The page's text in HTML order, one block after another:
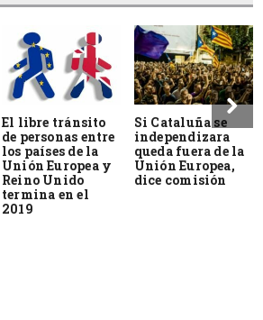
El libre tránsito
de personas entre
los países de la
Unión Europea y
Reino Unido
termina en el
2019
Si Cataluña se
independizara
queda fuera de la
Unión Europea,
dice comisión